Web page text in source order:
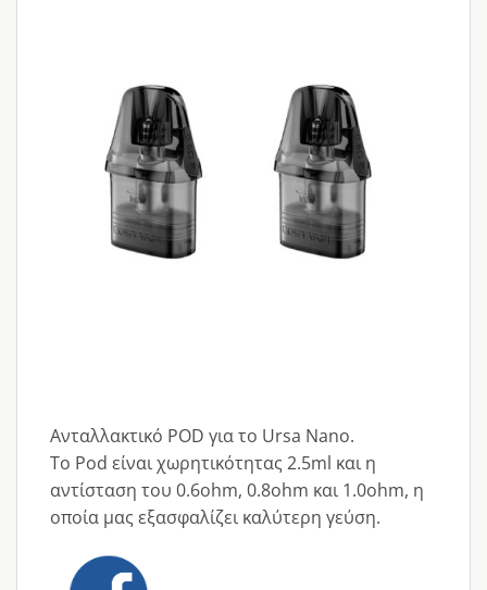
Ανταλλακτικό POD για το Ursa Nano.
Το Pod είναι χωρητικότητας 2.5ml και η
αντίσταση του 0.6ohm, 0.8ohm και 1.0ohm, η
οποία μας εξασφαλίζει καλύτερη γεύση.